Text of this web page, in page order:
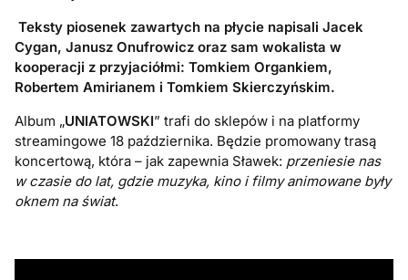
Teksty piosenek zawartych na płycie napisali Jacek
Cygan, Janusz Onufrowicz oraz sam wokalista w
kooperacji z przyjaciółmi: Tomkiem Organkiem,
Robertem Amirianem i Tomkiem Skierczyńskim.
Album „UNIATOWSKI” trafi do sklepów i na platformy
streamingowe 18 października. Będzie promowany trasą
koncertową, która – jak zapewnia Sławek: przeniesie nas
w czasie do lat, gdzie muzyka, kino i filmy animowane były
oknem na świat.